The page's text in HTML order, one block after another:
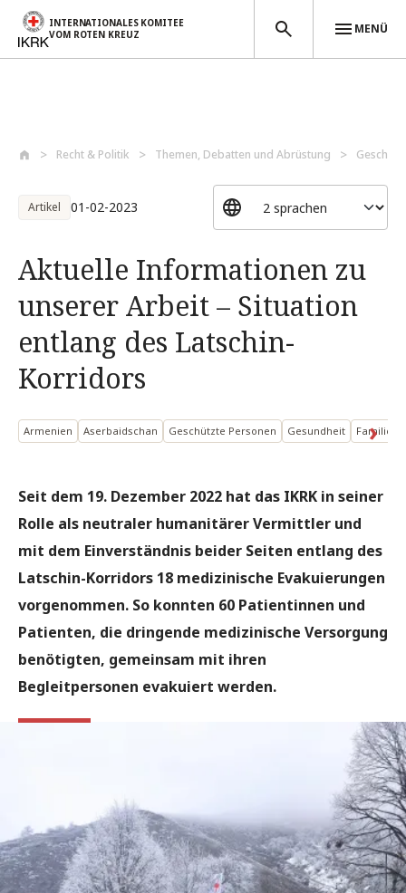
INTERNATIONALES KOMITEE
VOM ROTEN KREUZ
MENÜ
Recht & Politik Themen, Debatten und Abrüstung
Artikel 01-02-2023
Aktuelle Informationen zu
unserer Arbeit – Situation
entlang des Latschin-
Korridors
Armenien Aserbaidschan Geschützte Personen Gesundheit Familien
Seit dem 19. Dezember 2022 hat das IKRK in seiner
Rolle als neutraler humanitärer Vermittler und
mit dem Einverständnis beider Seiten entlang des
Latschin-Korridors 18 medizinische Evakuierungen
vorgenommen. So konnten 60 Patientinnen und
Patienten, die dringende medizinische Versorgung
benötigten, gemeinsam mit ihren
Begleitpersonen evakuiert werden.